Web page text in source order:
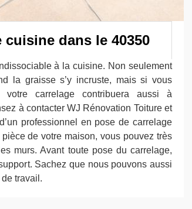
cuisine dans le 40350
à la cuisine. Non seulement
la graisse s’y incruste, mais si vous
carrelage contribuera aussi à
à contacter WJ Rénovation Toiture et
professionnel en pose de carrelage
de votre maison, vous pouvez très
murs. Avant toute pose du carrelage,
Sachez que nous pouvons aussi
travail.